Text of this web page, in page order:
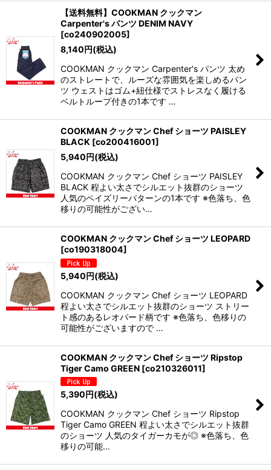
【送料無料】COOKMAN クックマン
Carpenter's パンツ DENIM NAVY
[co240902005]
8,140円(税込)
COOKMAN クックマン Carpenter's パンツ 太め
のストレートで、ルーズな雰囲気を楽しめるパン
ツ ウェストはゴム+紐仕様でストレスなく履ける
ベルトループ付きの1本です …
COOKMAN クックマン Chef ショーツ PAISLEY
BLACK [co200416001]
5,940円(税込)
COOKMAN クックマン Chef ショーツ PAISLEY
BLACK 程よい太さでシルエット抜群のショーツ
人気のペイズリーパターンの1本です ※色落ち、色
移りの可能性がござい…
COOKMAN クックマン Chef ショーツ LEOPARD
[co190318004]
5,940円(税込)
COOKMAN クックマン Chef ショーツ LEOPARD
程よい太さでシルエット抜群のショーツ ストリー
ト感のあるレオパード柄です ※色落ち、色移りの
可能性がございますので …
COOKMAN クックマン Chef ショーツ Ripstop
Tiger Camo GREEN [co210326011]
5,390円(税込)
COOKMAN クックマン Chef ショーツ Ripstop
Tiger Camo GREEN 程よい太さでシルエット抜群
のショーツ 人気のタイガーカモが◎ ※色落ち、色
移りの可能…